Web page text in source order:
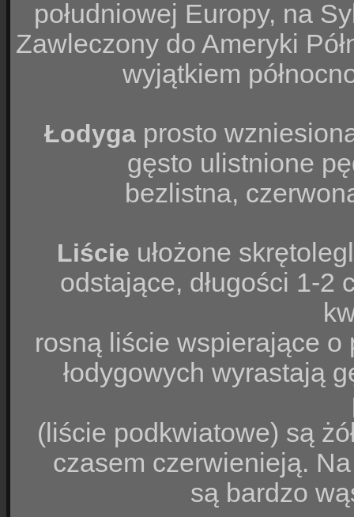
południowej Europy, na
Zawleczony do Ameryki
wyjątkiem
Łodyga prosto
gęsto ulistnione
bezlistna,
Liście ułożone
odstające, długości 1-2
rosną liście wspierające o
łodygowych wyrastają
(liście podkwiatowe) są
czasem czerwienieją.
są bardzo